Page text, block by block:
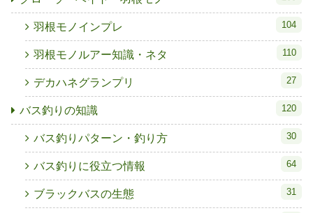
羽根モノインプレ 104
羽根モノルアー知識・ネタ 110
デカハネグランプリ 27
バス釣りの知識 120
バス釣りパターン・釣り方 30
バス釣りに役立つ情報 64
ブラックバスの生態 31